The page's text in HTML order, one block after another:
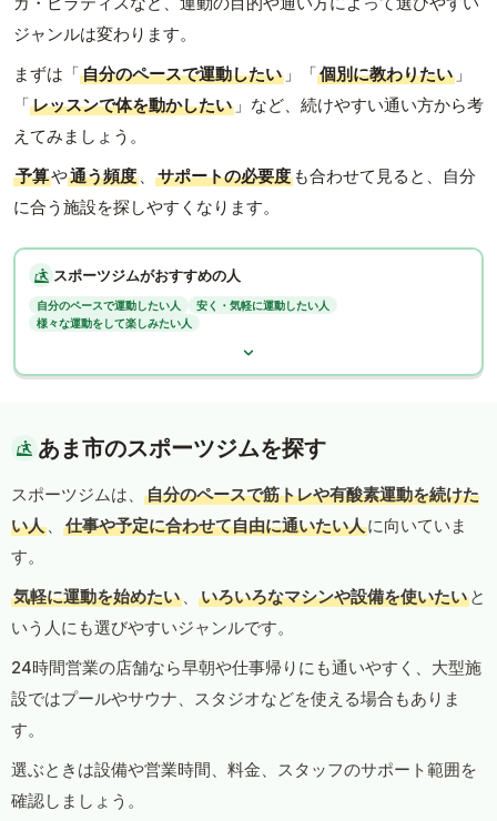
ジャンルは変わります。
まずは「自分のペースで運動したい 」「個別に教わりたい 」
「レッスンで体を動かしたい 」など、続けやすい通い方から考
えてみましょう。
予算や通う頻度 、 サポートの必要度 も合わせて見ると、自分
に合う施設を探しやすくなります。
スポーツジムがおすすめの人
自分のペースで運動したい人
安く・気軽に運動したい人
様々な運動をして楽しみたい人
あま市のスポーツジムを探す
スポーツジムは、
自分のペースで筋トレや有酸素運動を続けた
い人 、 仕事や予定に合わせて自由に通いたい人に向いていま
す。
気軽に運動を始めたい 、 いろいろなマシンや設備を使いたい と
いう人にも選びやすいジャンルです。
24時間営業の店舗なら早朝や仕事帰りにも通いやすく、大型施
設ではプールやサウナ、スタジオなどを使える場合もありま
す。
選ぶときは設備や営業時間、料金、スタッフのサポート範囲を
確認しましょう。